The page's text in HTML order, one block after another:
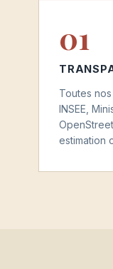
01
Toutes
INSEE,
estimation